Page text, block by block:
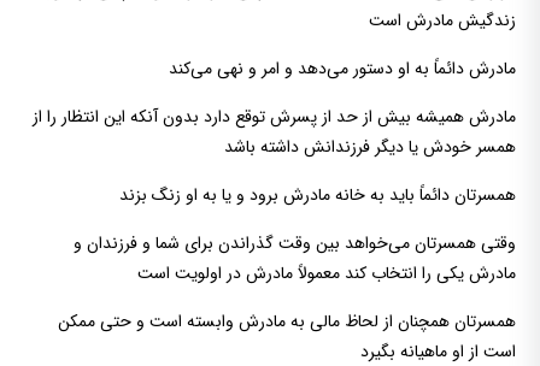
زندگیش مادرش است
مادرش دائماً به او دستور می‌دهد و امر و نهی می‌کند
مادرش همیشه بیش از حد از پسرش توقع دارد بدون آنکه این انتظار را از
همسر خودش یا دیگر فرزندانش داشته باشد
همسرتان دائماً باید به خانه مادرش برود و یا به او زنگ بزند
وقتی همسرتان می‌خواهد بین وقت گذراندن برای شما و فرزندان و
مادرش یکی را انتخاب کند معمولاً مادرش در اولویت است
همسرتان همچنان از لحاظ مالی به مادرش وابسته است و حتی ممکن
است از او ماهیانه بگیرد